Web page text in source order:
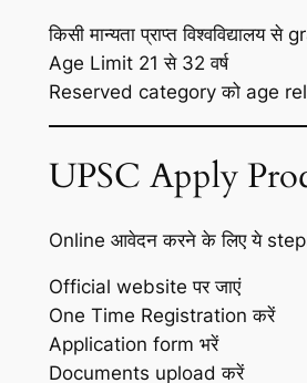
किसी मान्यता प्राप्त विश्वविद्यालय
Age Limit 21 से 32 वर्ष
Reserved category को age
UPSC Apply
Online आवेदन करने के लिए ये
Official website पर जाएं
One Time Registration करें
Application form भरें
Documents upload करें